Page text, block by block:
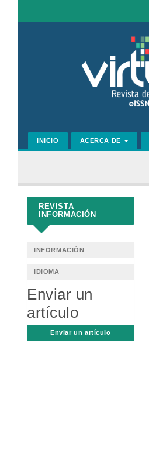
INICIO ACERCA DE
REVISTA
INFORMACIÓN
INFORMACIÓN
IDIOMA
Enviar un
artículo
Enviar un artículo